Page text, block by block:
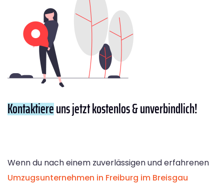
Kontaktiereuns jetzt kostenlos & unverbindlich!
Wenn du nach einem zuverlässigen und erfahrenen
Umzugsunternehmen in Freiburg im Breisgau